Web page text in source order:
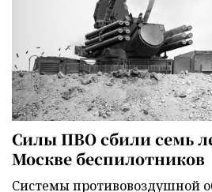
Силы ПВО сбили семь
Москве беспилотников
Cистемы противовоздушной